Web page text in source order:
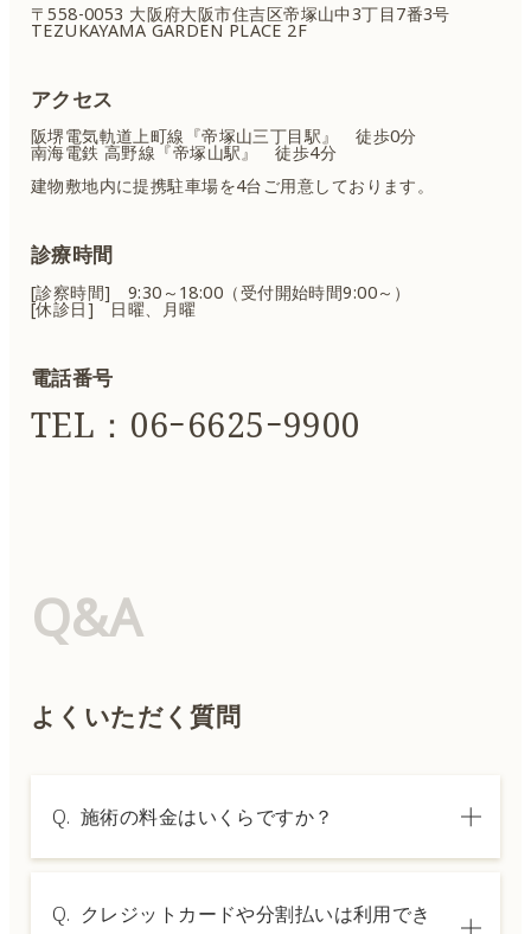
〒558-0053 大阪府大阪市住吉区帝塚山中3丁目7番3号
TEZUKAYAMA GARDEN PLACE 2F
アクセス
阪堺電気軌道上町線『帝塚山三丁目駅』 徒歩0分
南海電鉄 高野線『帝塚山駅』 徒歩4分
建物敷地内に提携駐車場を4台ご用意しております。
診療時間
[診察時間] 9:30～18:00（受付開始時間9:00～）
[休診日] 日曜、月曜
電話番号
TEL：06ｰ6625ｰ9900
Q&A
よくいただく質問
Q. 施術の料金はいくらですか？
は料金表ページをご確認いただくか、カウン
Q. クレジットカードや分割払いは利用でき